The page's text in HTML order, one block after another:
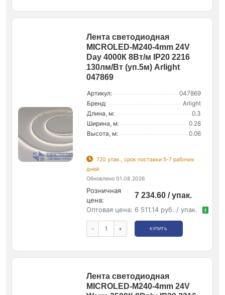
Лента светодиодная
MICROLED-M240-4mm 24V
Day 4000К 8Вт/м IP20 2216
130лм/Вт (уп.5м) Arlight
047869
Артикул:
047869
Бренд:
Arlight
Длина, м:
0.3
Ширина, м:
0.28
Высота, м:
0.06
720 упак., срок поставки 5-7 рабочих
дней
Обновлено 01.08.2026
Розничная
цена:
7 234.60 / упак.
Оптовая цена: 6 511.14 руб. / упак. !
- + КУПИТЬ
Лента светодиодная
MICROLED-M240-4mm 24V